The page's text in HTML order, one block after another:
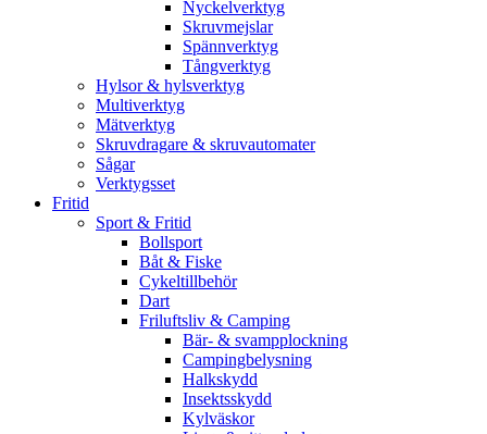
Nyckelverktyg
Skruvmejslar
Spännverktyg
Tångverktyg
Hylsor & hylsverktyg
Multiverktyg
Mätverktyg
Skruvdragare & skruvautomater
Sågar
Verktygsset
Fritid
Sport & Fritid
Bollsport
Båt & Fiske
Cykeltillbehör
Dart
Friluftsliv & Camping
Bär- & svampplockning
Campingbelysning
Halkskydd
Insektsskydd
Kylväskor